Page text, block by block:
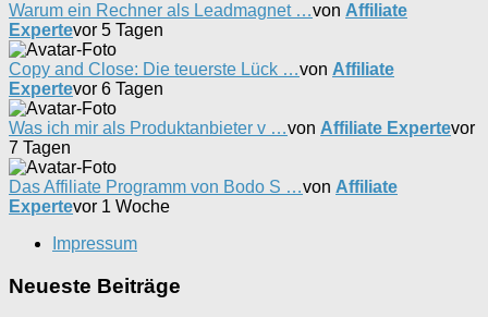
Warum ein Rechner als Leadmagnet …von Affiliate
Expertevor 5 Tagen
Copy and Close: Die teuerste Lück …von Affiliate
Expertevor 6 Tagen
Was ich mir als Produktanbieter v …von Affiliate Expertevor
7 Tagen
Das Affiliate Programm von Bodo S …von Affiliate
Expertevor 1 Woche
Impressum
Neueste Beiträge